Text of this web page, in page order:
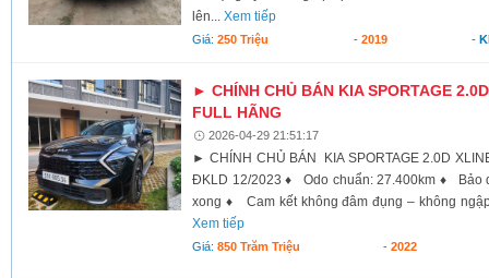
lên...Xem tiếp
Giá:250 Triệu - 2019 -
► CHÍNH CHỦ BÁN KIA SPORTAGE
FULL HÃNG
2026-04-29 21:51:17
► CHÍNH CHỦ BÁN KIA SPORTAGE 2.0D
ĐKLD 12/2023 ♦ Odo chuẩn: 27.400km ♦ Bảo
xong ♦ Cam kết không đâm đụng – không
Xem tiếp
Giá:850 Trăm Triệu -2022